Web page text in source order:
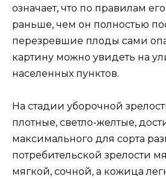
означает, что по правилам
раньше, чем он полностью
перезревшие плоды сами
картину можно увидеть на
населенных пунктов.
На стадии уборочной
плотные, светло-желтые,
максимального для сорта
потребительской зрелости
мягкой, сочной, а кожица